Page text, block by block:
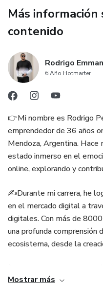
Más
contenido
Rodrigo
6 Año Hotmarter
👉Mi nombre es Rodrigo
emprendedor de 36 años
Mendoza, Argentina. Hace
estado inmerso en el
online, explorando y
✍️Durante mi carrera, he
en el mercado digital a
digitales. Con más de
una profunda
ecosistema, desde la
productos digitales;
Mostrar más